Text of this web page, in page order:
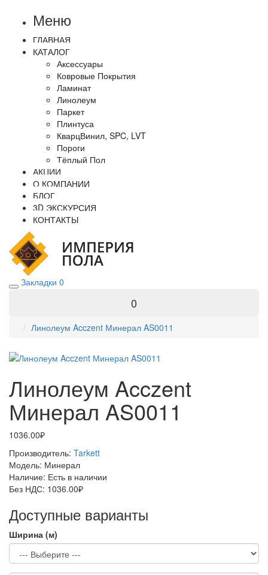
Меню
ГЛАВНАЯ
КАТАЛОГ
Аксессуары
Ковровые Покрытия
Ламинат
Линолеум
Паркет
Плинтуса
КварцВинил, SPC, LVT
Пороги
Тёплый Пол
АКЦИИ
О КОМПАНИИ
БЛОГ
3D ЭКСКУРСИЯ
КОНТАКТЫ
Закладки 0
0
Линолеум Acczent Минерал AS0011
Линолеум Acczent
Минерал AS0011
1036.00₽
Производитель: Tarkett
Модель: Минерал
Наличие: Есть в наличии
Без НДС: 1036.00₽
Доступные варианты
Ширина (м)